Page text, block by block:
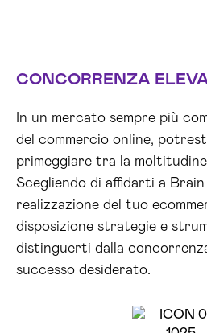
CONCORRENZA
In un mercato sempre più
del commercio online,
primeggiare tra la
Scegliendo di affidarti a
realizzazione del tuo
disposizione strategie e
distinguerti dalla
successo desiderato.